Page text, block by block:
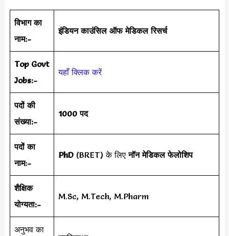
विभाग का
नाम:-
इंडियन काउंसिल ऑफ मेडिकल रिसर्च
Top Govt
Jobs:-
यहाँ क्लिक करें
पदों की
संख्या:-
1000 पद
पदों का
नाम:-
PhD(BRET) के लिएनॉन मेडिकल फेलोशिप
शैक्षिक
योग्यता:-
M.Sc, M.Tech, M.Pharm
अनुभव का